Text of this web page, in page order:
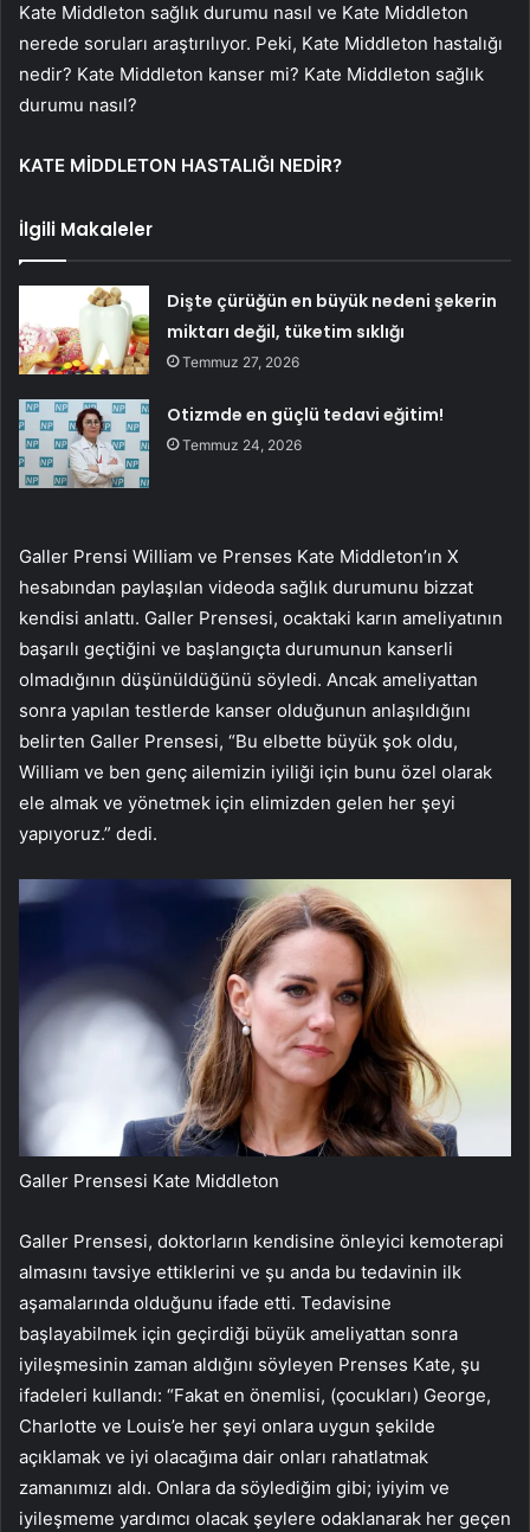
Kate Middleton sağlık durumu nasıl ve Kate Middleton
nerede soruları araştırılıyor. Peki, Kate Middleton hastalığı
nedir? Kate Middleton kanser mi? Kate Middleton sağlık
durumu nasıl?
KATE MİDDLETON HASTALIĞI NEDİR?
İlgili Makaleler
Dişte çürüğün en büyük nedeni şekerin
miktarı değil, tüketim sıklığı
Temmuz 27, 2026
Otizmde en güçlü tedavi eğitim!
Temmuz 24, 2026
Galler Prensi William ve Prenses Kate Middleton’ın X
hesabından paylaşılan videoda sağlık durumunu bizzat
kendisi anlattı. Galler Prensesi, ocaktaki karın ameliyatının
başarılı geçtiğini ve başlangıçta durumunun kanserli
olmadığının düşünüldüğünü söyledi. Ancak ameliyattan
sonra yapılan testlerde kanser olduğunun anlaşıldığını
belirten Galler Prensesi, “Bu elbette büyük şok oldu,
William ve ben genç ailemizin iyiliği için bunu özel olarak
ele almak ve yönetmek için elimizden gelen her şeyi
yapıyoruz.” dedi.
Galler Prensesi Kate Middleton
Galler Prensesi, doktorların kendisine önleyici kemoterapi
almasını tavsiye ettiklerini ve şu anda bu tedavinin ilk
aşamalarında olduğunu ifade etti. Tedavisine
başlayabilmek için geçirdiği büyük ameliyattan sonra
iyileşmesinin zaman aldığını söyleyen Prenses Kate, şu
ifadeleri kullandı: “Fakat en önemlisi, (çocukları) George,
Charlotte ve Louis’e her şeyi onlara uygun şekilde
açıklamak ve iyi olacağıma dair onları rahatlatmak
zamanımızı aldı. Onlara da söylediğim gibi; iyiyim ve
iyileşmeme yardımcı olacak şeylere odaklanarak her geçen